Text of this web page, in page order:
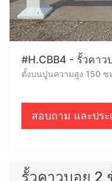
#H.CBB4 - รั้วคา
ตั้งบนปูนความสูง 150 ซ
สอบถาม และประ
รั้วคาวบอย 2